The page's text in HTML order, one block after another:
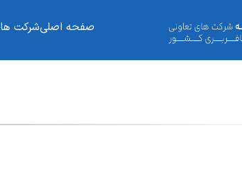
صفحه اصلیشرکت ها